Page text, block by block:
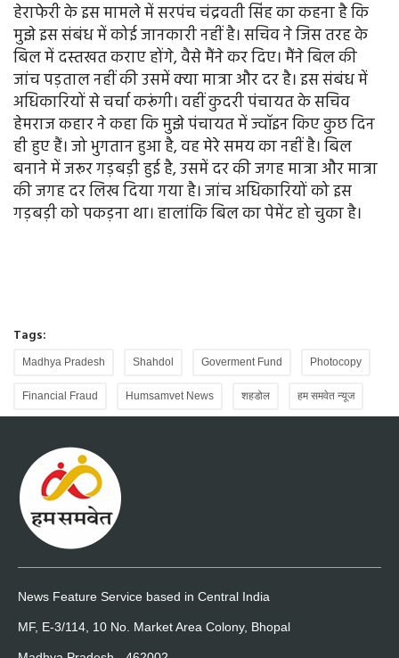
हेराफेरी के इस मामले में सरपंच चंद्रवती सिंह का कहना है कि
मुझे इस संबंध में कोई जानकारी नहीं है। सचिव ने जिस तरह के
बिल में दस्तखत कराए होंगे, वैसे मैंने कर दिए। मैंने बिल की
जांच पड़ताल नहीं की उसमें क्या मात्रा और दर है। इस संबंध में
अधिकारियों से चर्चा करूंगी। वहीं कुदरी पंचायत के सचिव
हेमराज कहार ने कहा कि मुझे पंचायत में ज्वॉइन किए कुछ दिन
ही हुए हैं। जो भुगतान हुआ है, वह मेरे समय का नहीं है। बिल
बनाने में जरूर गड़बड़ी हुई है, उसमें दर की जगह मात्रा और मात्रा
की जगह दर लिख दिया गया है। जांच अधिकारियों को इस
गड़बड़ी को पकड़ना था। हालांकि बिल का पेमेंट हो चुका है।
Tags:
Madhya Pradesh Shahdol Goverment Fund Photocopy
Financial Fraud Humsamvet News शहडोल हम समवेत न्यूज
News Feature Service based in Central India
MF, E-3/114, 10 No. Market Area Colony, Bhopal